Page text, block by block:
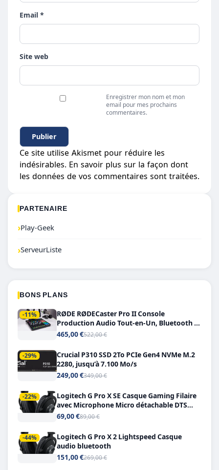
Email *
Site web
Enregistrer mon nom et mon
email pour mes prochains
commentaires.
Ce site utilise Akismet pour réduire les
indésirables. En savoir plus sur la façon dont
les données de vos commentaires sont traitées.
PARTENAIRE
›Play-Geek
›ServeurListe
BONS PLANS
-11%
RØDE RØDECaster Pro II Console
Production Audio Tout-en-Un, Bluetooth et
Double USB-C
465,00 €522,00 €
-29%
Crucial P310 SSD 2To PCIe Gen4 NVMe M.2
2280, jusqu’à 7.100 Mo/s
249,00 €349,00 €
-22%
Logitech G Pro X SE Casque Gaming Filaire
avec Microphone Micro détachable DTS
Headphone X 7.1
69,00 €89,00 €
-44%
Logitech G Pro X 2 Lightspeed Casque
audio bluetooth
151,00 €269,00 €